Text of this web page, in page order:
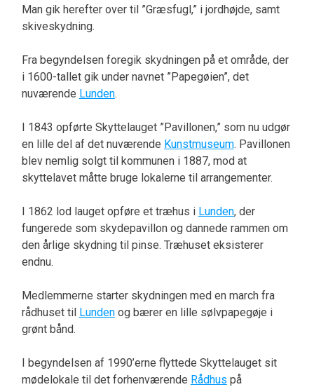
Man gik herefter over til ”Græsfugl,” i jordhøjde, samt
skiveskydning.
Fra begyndelsen foregik skydningen på et område, der
i 1600-tallet gik under navnet ”Papegøien”, det
nuværende Lunden.
I 1843 opførte Skyttelauget ”Pavillonen,” som nu udgør
en lille del af det nuværende Kunstmuseum. Pavillonen
blev nemlig solgt til kommunen i 1887, mod at
skyttelavet måtte bruge lokalerne til arrangementer.
I 1862 lod lauget opføre et træhus i Lunden, der
fungerede som skydepavillon og dannede rammen om
den årlige skydning til pinse. Træhuset eksisterer
endnu.
Medlemmerne starter skydningen med en march fra
rådhuset til Lundenog bærer en lille sølvpapegøje i
grønt bånd.
I begyndelsen af 1990’erne flyttede Skyttelauget sit
mødelokale til det forhenværende Rådhus på